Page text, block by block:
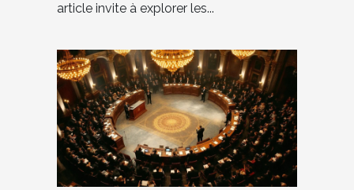
article invite à explorer les...